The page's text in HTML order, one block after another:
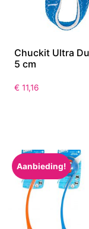
Chuckit Ultra
5 cm
€ 11,16
Aanbieding!